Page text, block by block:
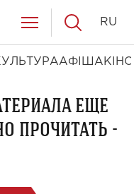
АФІША КІНО
RU
ЕЩЕ
ПРОЧИТАТЬ -